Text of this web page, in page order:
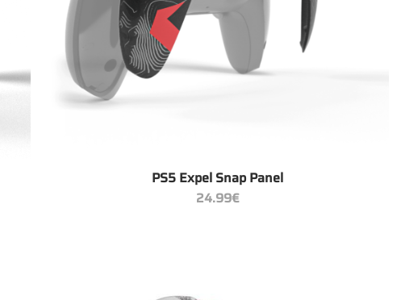
PS5 Expel Snap Panel
24.99€